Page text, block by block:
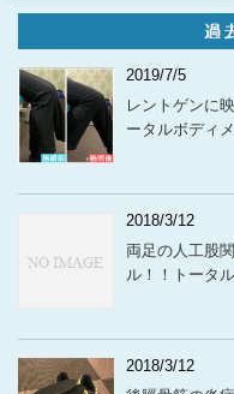
2019/7/5
レントゲンに
ータルボディ
2018/3/12
両足の人工股
ル！！トータ
2018/3/12